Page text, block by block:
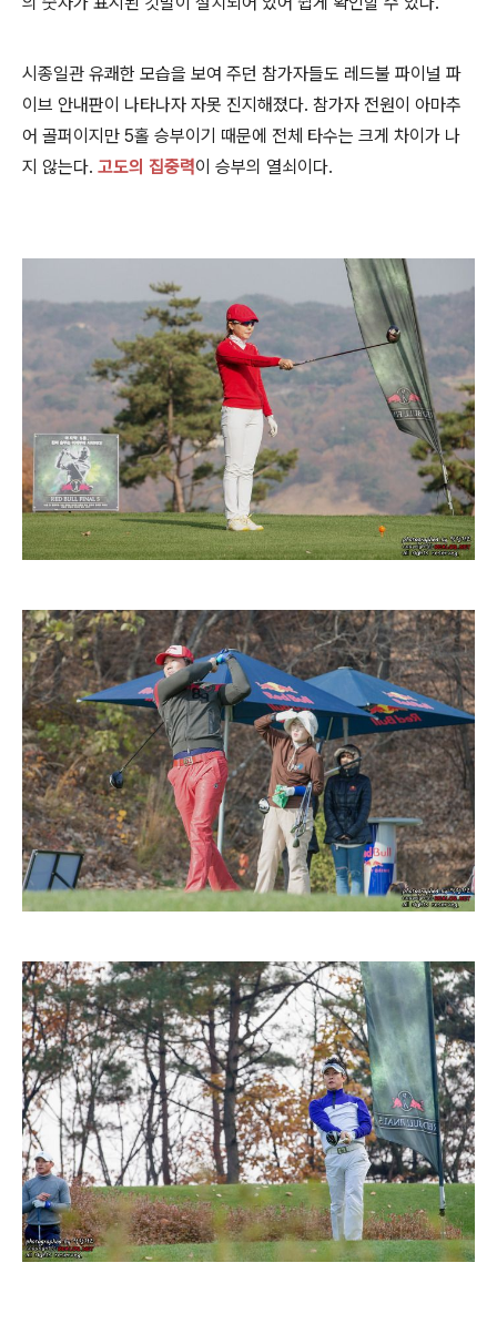
시종일관 유쾌한 모습을 보여 주던 참가자들도 레드불 파이널 파
이브 안내판이 나타나자 자못 진지해졌다. 참가자 전원이 아마추
어 골퍼이지만 5홀 승부이기 때문에 전체 타수는 크게 차이가 나
지 않는다. 고도의 집중력이 승부의 열쇠이다.